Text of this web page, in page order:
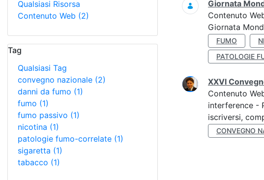
Qualsiasi Risorsa
Contenuto Web (2)
Tag
Qualsiasi Tag
convegno nazionale (2)
danni da fumo (1)
fumo (1)
fumo passivo (1)
nicotina (1)
patologie fumo-correlate (1)
sigaretta (1)
tabacco (1)
Giornata
Contenuto
Giornata
FUMO
PATOLOGIE
XXVI
Contenuto
interference -
iscriversi,
CONVEGNO